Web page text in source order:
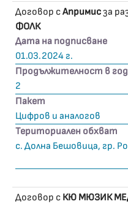
Договор сАпримисза
ФОЛК
Дата на подписване
01.03.2024 г.
Продължителност в
2
Пакет
Цифров и аналогов
Териториален обхват
с. Долна Бешовица, гр.
Договор с КЮ МЮЗИК